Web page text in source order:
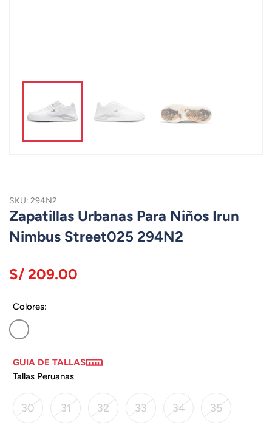
SKU: 294N2
Zapatillas Urbanas Para Niños Irun
Nimbus Street025 294N2
S/ 209.00
Colores:
GUIA DE TALLAS
Tallas Peruanas
30 31 32 33 34 35